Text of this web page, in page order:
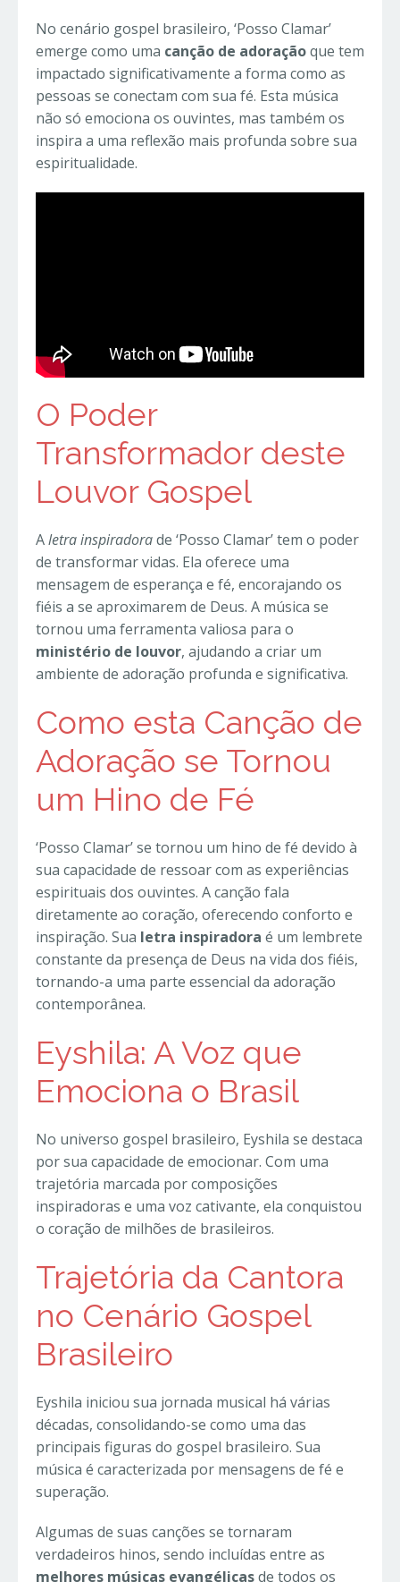
No cenário gospel brasileiro, ‘Posso Clamar’
emerge como uma canção de adoraçãoque tem
impactado significativamente a forma como as
pessoas se conectam com sua fé. Esta música
não só emociona os ouvintes, mas também os
inspira a uma reflexão mais profunda sobre sua
espiritualidade.
O Poder
Transformador deste
Louvor Gospel
Aletra inspiradorade ‘Posso Clamar’ tem o poder
de transformar vidas. Ela oferece uma
mensagem de esperança e fé, encorajando os
fiéis a se aproximarem de Deus. A música se
tornou uma ferramenta valiosa para o
ministério de louvor, ajudando a criar um
ambiente de adoração profunda e significativa.
Como esta Canção de
Adoração se Tornou
um Hino de Fé
‘Posso Clamar’ se tornou um hino de fé devido à
sua capacidade de ressoar com as experiências
espirituais dos ouvintes. A canção fala
diretamente ao coração, oferecendo conforto e
inspiração. Sua letra inspiradora é um lembrete
constante da presença de Deus na vida dos fiéis,
tornando-a uma parte essencial da adoração
contemporânea.
Eyshila: A Voz que
Emociona o Brasil
No universo gospel brasileiro, Eyshila se destaca
por sua capacidade de emocionar. Com uma
trajetória marcada por composições
inspiradoras e uma voz cativante, ela conquistou
o coração de milhões de brasileiros.
Trajetória da Cantora
no Cenário Gospel
Brasileiro
Eyshila iniciou sua jornada musical há várias
décadas, consolidando-se como uma das
principais figuras do gospel brasileiro. Sua
música é caracterizada por mensagens de fé e
superação.
Algumas de suas canções se tornaram
verdadeiros hinos, sendo incluídas entre as
melhores músicas evangélicasde todos os